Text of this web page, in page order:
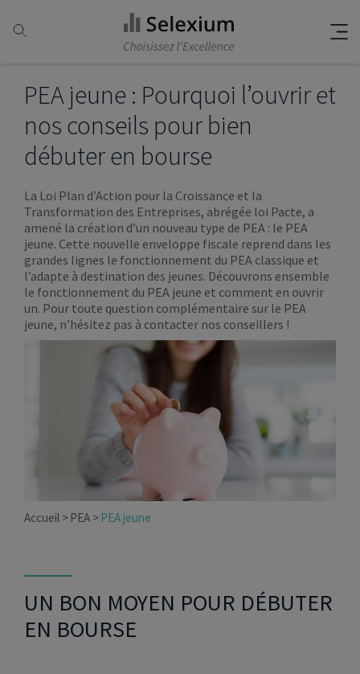
PEA jeune : Pourquoi l’ouvrir et
nos conseils pour bien
débuter en bourse
La Loi Plan d’Action pour la Croissance et la
Transformation des Entreprises, abrégée loi Pacte, a
amené la création d’un nouveau type de PEA : le PEA
jeune. Cette nouvelle enveloppe fiscale reprend dans les
grandes lignes le fonctionnement du PEA classique et
l’adapte à destination des jeunes. Découvrons ensemble
le fonctionnement du PEA jeune et comment en ouvrir
un. Pour toute question complémentaire sur le PEA
jeune, n’hésitez pas à contacter nos conseillers !
Accueil PEA PEA jeune
UN BON MOYEN POUR DÉBUTER
EN BOURSE